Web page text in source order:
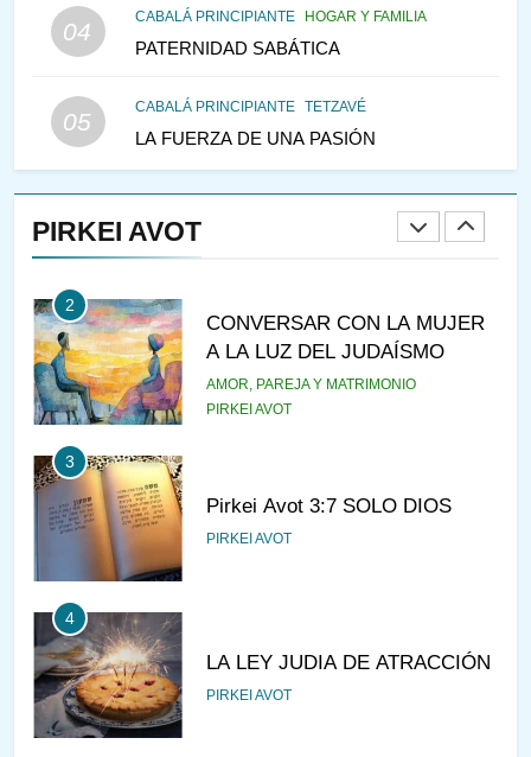
04
CABALÁ PRINCIPIANTE HOGAR Y FAMILIA
PATERNIDAD SABÁTICA
05
CABALÁ PRINCIPIANTE TETZAVÉ
LA FUERZA DE UNA PASIÓN
PIRKEI AVOT
VEAMOS ¿POR QUÉ
IEHOSHÚA? Y LA QUEJA DE
1
RAZI ¿QUIÉN ES SABIO?
2
CONVERSAR CON LA MUJER
A LA LUZ DEL JUDAÍSMO
AMOR, PAREJA Y MATRIMONIO
PIRKEI AVOT
3
Pirkei Avot 3:7 SOLO DIOS
PIRKEI AVOT
4
LA LEY JUDIA DE ATRACCIÓN
PIRKEI AVOT